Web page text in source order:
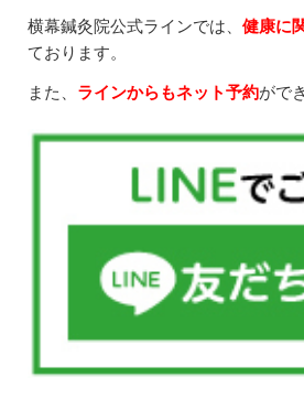
横幕鍼灸院公式ラインでは、 健康に
ております。
また、 ラインからもネット予約がで